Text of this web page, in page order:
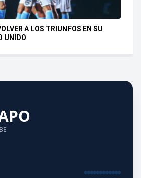
A LOS TRIUNFOS EN SU
UNIDO